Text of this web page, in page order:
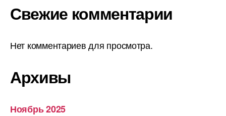
Свежие комментарии
Нет комментариев для просмотра.
Архивы
Ноябрь 2025